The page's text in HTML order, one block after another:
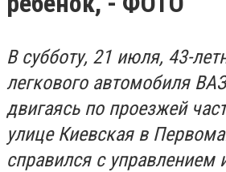
В субботу, 21 июля, 43-
легкового автомобиля
двигаясь по проезжей
улице Киевская в
справился с управлением